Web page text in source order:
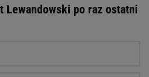
Lewandowski po raz ostatni